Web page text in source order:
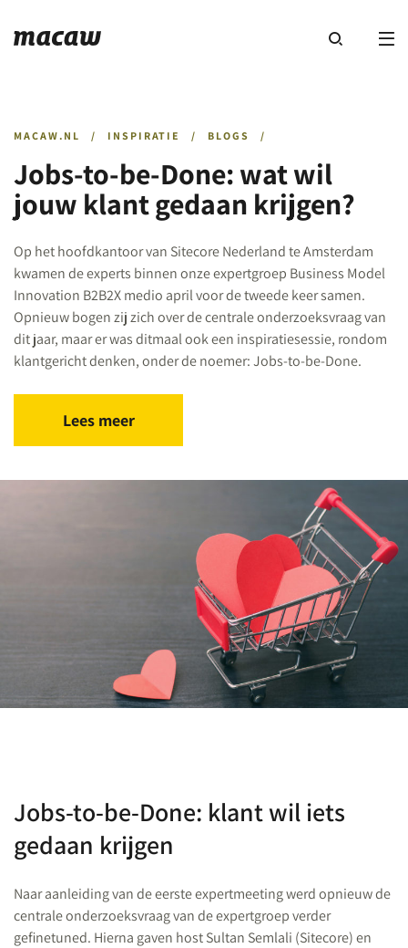
MACAW.NL / INSPIRATIE / BLOGS /
Jobs-to-be-Done: wat wil
jouw klant gedaan krijgen?
Op het hoofdkantoor van Sitecore Nederland te Amsterdam
kwamen de experts binnen onze expertgroep Business Model
Innovation B2B2X medio april voor de tweede keer samen.
Opnieuw bogen zij zich over de centrale onderzoeksvraag van
dit jaar, maar er was ditmaal ook een inspiratiesessie, rondom
klantgericht denken, onder de noemer: Jobs-to-be-Done.
Lees meer
Jobs-to-be-Done: klant wil iets
gedaan krijgen
Naar aanleiding van de eerste expertmeeting werd opnieuw de
centrale onderzoeksvraag van de expertgroep verder
gefinetuned. Hierna gaven host Sultan Semlali (Sitecore) en